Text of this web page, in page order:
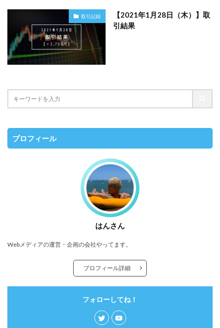
取引記録
【2021年1月28日（木）】取
引結果
プロフィール
はんさん
Webメディアの運営・企画の会社やってます。
プロフィール詳細
フォローしてね！